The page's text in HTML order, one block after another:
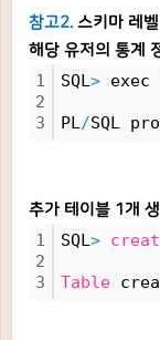
참고2. 스키마 레
해당 유저의 통계
1
2
3
SQL> exec
PL/SQL
추가 테이블 1개
1
2
3
SQL>
Table